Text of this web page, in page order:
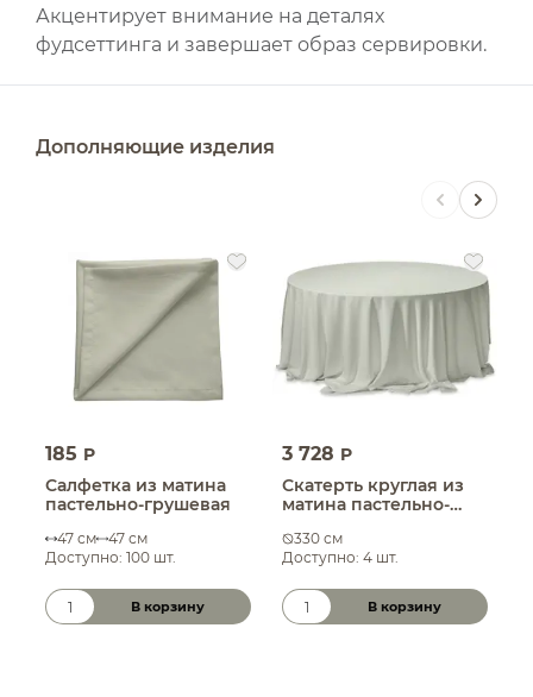
Акцентирует внимание на деталях
фудсеттинга и завершает образ сервировки.
Дополняющие изделия
185 P
Салфетка из матина
пастельно-грушевая
47 см
47 см
Доступно: 100 шт.
Количество товара
В корзину
3 728 P
Скатерть круглая из
матина пастельно-
330 см
Доступно: 4 шт.
Количество товара
В корзину